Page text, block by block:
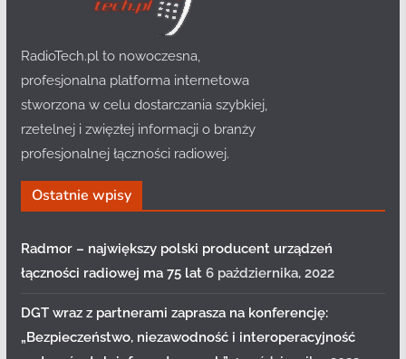
RadioTech.pl to nowoczesna,
profesjonalna platforma internetowa
stworzona w celu dostarczania szybkiej,
rzetelnej i zwięzłej informacji o branży
profesjonalnej łączności radiowej.
Ostatnie wpisy
Radmor – największy polski producent urządzeń
łączności radiowej ma 75 lat 6 października, 2022
DGT wraz z partnerami zaprasza na konferencję:
„Bezpieczeństwo, niezawodność i interoperacyjność